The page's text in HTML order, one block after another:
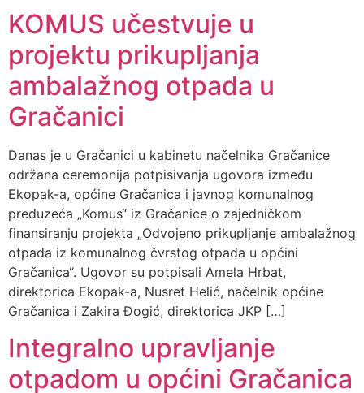
KOMUS učestvuje u
projektu prikupljanja
ambalažnog otpada u
Gračanici
Danas je u Gračanici u kabinetu načelnika Gračanice
održana ceremonija potpisivanja ugovora između
Ekopak-a, općine Gračanica i javnog komunalnog
preduzeća „Komus“ iz Gračanice o zajedničkom
finansiranju projekta „Odvojeno prikupljanje ambalažnog
otpada iz komunalnog čvrstog otpada u općini
Gračanica“. Ugovor su potpisali Amela Hrbat,
direktorica Ekopak-a, Nusret Helić, načelnik općine
Gračanica i Zakira Đogić, direktorica JKP […]
Integralno upravljanje
otpadom u općini Gračanica